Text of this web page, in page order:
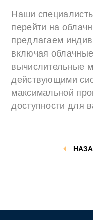
Наши
перейти на
предлагаем
включая
вычислительные
действующими
максимальной
доступности для